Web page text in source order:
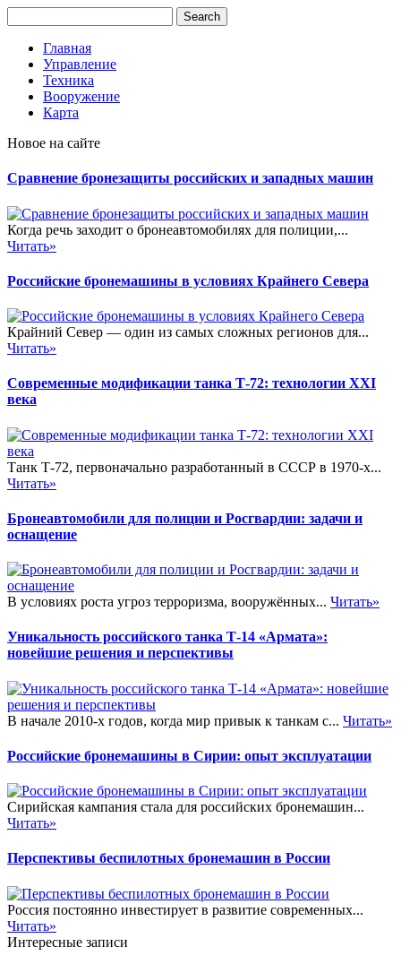
Главная
Управление
Техника
Вооружение
Карта
Новое на сайте
Сравнение бронезащиты российских и западных машин
Когда речь заходит о бронеавтомобилях для полиции,...
Читать»
Российские бронемашины в условиях Крайнего Севера
Крайний Север — один из самых сложных регионов для...
Читать»
Современные модификации танка Т-72: технологии XXI
века
Танк Т-72, первоначально разработанный в СССР в 1970-х...
Читать»
Бронеавтомобили для полиции и Росгвардии: задачи и
оснащение
В условиях роста угроз терроризма, вооружённых... Читать»
Уникальность российского танка Т-14 «Армата»:
новейшие решения и перспективы
В начале 2010-х годов, когда мир привык к танкам с... Читать»
Российские бронемашины в Сирии: опыт эксплуатации
Сирийская кампания стала для российских бронемашин...
Читать»
Перспективы беспилотных бронемашин в России
Россия постоянно инвестирует в развитие современных...
Читать»
Интересные записи